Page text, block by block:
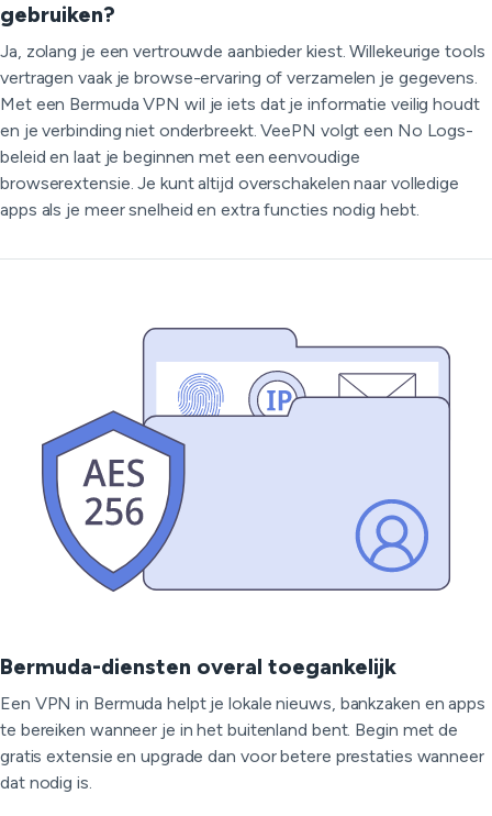
gebruiken?
Ja, zolang je een vertrouwde aanbieder kiest. Willekeurige tools
vertragen vaak je browse-ervaring of verzamelen je gegevens.
Met een Bermuda VPN wil je iets dat je informatie veilig houdt
en je verbinding niet onderbreekt. VeePN volgt een No Logs-
beleid en laat je beginnen met een eenvoudige
browserextensie. Je kunt altijd overschakelen naar volledige
apps als je meer snelheid en extra functies nodig hebt.
Bermuda-diensten overal toegankelijk
Een VPN in Bermuda helpt je lokale nieuws, bankzaken en apps
te bereiken wanneer je in het buitenland bent. Begin met de
gratis extensie en upgrade dan voor betere prestaties wanneer
dat nodig is.